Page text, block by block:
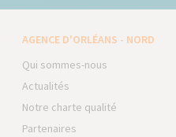
AGENCE D'ORLÉANS - NORD
Qui sommes-nous
Actualités
Notre charte qualité
Partenaires